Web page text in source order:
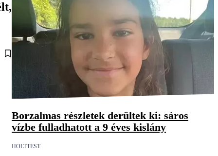
Borzalmas részletek derültek ki: sáros
vízbe fulladhatott a 9 éves kislány
HOLTTEST